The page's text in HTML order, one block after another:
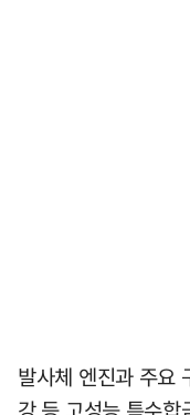
발사체 엔진과 주요